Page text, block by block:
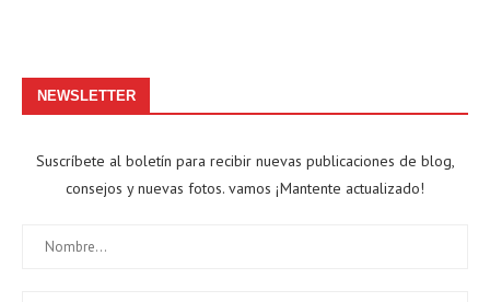
NEWSLETTER
Suscríbete al boletín para recibir nuevas publicaciones de blog,
consejos y nuevas fotos. vamos ¡Mantente actualizado!